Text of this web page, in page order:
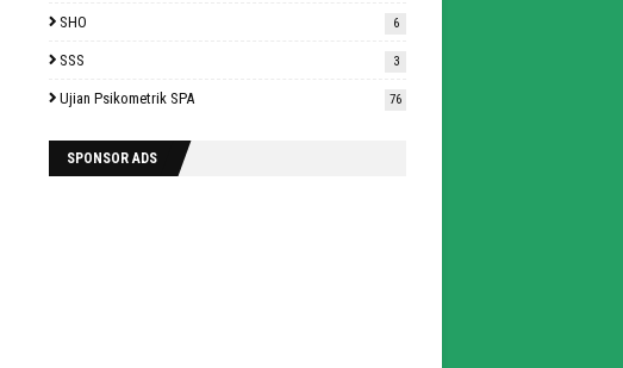
SHO 6
SSS 3
Ujian Psikometrik SPA 76
SPONSOR ADS